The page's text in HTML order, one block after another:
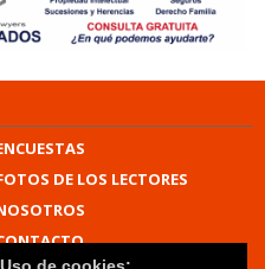
DE LOS LECTORES